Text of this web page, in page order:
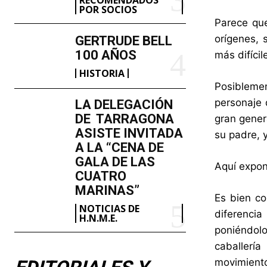
POR SOCIOS
GERTRUDE BELL
100 AÑOS
HISTORIA
LA DELEGACIÓN
DE TARRAGONA
ASISTE INVITADA
A LA “CENA DE
GALA DE LAS
CUATRO
MARINAS”
NOTICIAS DE
H.N.M.E.
Parece
orígenes,
más
personaje
gran
su padre,
Aquí
Es bien